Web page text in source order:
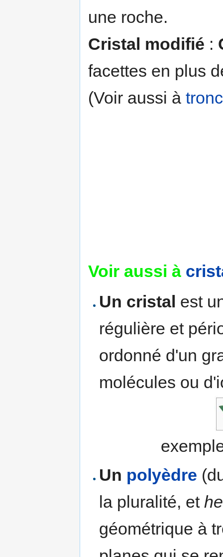
une roche.
Cristal modifié :
facettes en plus
(Voir aussi à
Voir aussi à
Un cristal est
régulière et
ordonné d'un
molécules ou
Un polyèdre
la pluralité, et
géométrique à